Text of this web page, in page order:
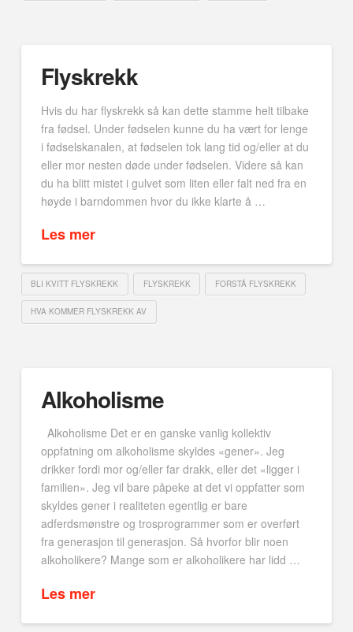
Flyskrekk
Hvis du har flyskrekk så kan dette stamme helt tilbake
fra fødsel. Under fødselen kunne du ha vært for lenge
i fødselskanalen, at fødselen tok lang tid og/eller at du
eller mor nesten døde under fødselen. Videre så kan
du ha blitt mistet i gulvet som liten eller falt ned fra en
høyde i barndommen hvor du ikke klarte å …
Les mer
BLI KVITT FLYSKREKK FLYSKREKK FORSTÅ FLYSKREKK
HVA KOMMER FLYSKREKK AV
Alkoholisme
Alkoholisme Det er en ganske vanlig kollektiv
oppfatning om alkoholisme skyldes «gener». Jeg
drikker fordi mor og/eller far drakk, eller det «ligger i
familien». Jeg vil bare påpeke at det vi oppfatter som
skyldes gener i realiteten egentlig er bare
adferdsmønstre og trosprogrammer som er overført
fra generasjon til generasjon. Så hvorfor blir noen
alkoholikere? Mange som er alkoholikere har lidd …
Les mer